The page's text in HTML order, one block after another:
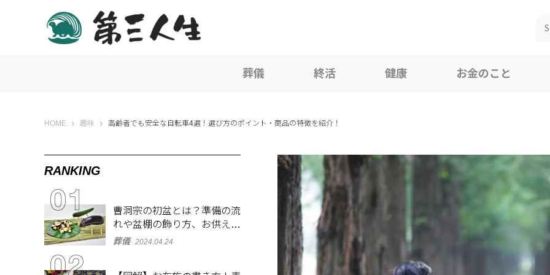
葬儀 終活 健康 お金のこと
HOME 第三人生 〜寄り道の歩き方〜
趣味 高齢者でも安全な自転車4選！選び方のポイント・商品の特徴を紹介！
RANKING
曹洞宗の初盆とは？準備の流
れや盆棚の飾り方、お供え物
を解説
葬儀 2024.04.24